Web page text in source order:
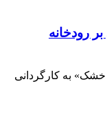
رودخانه
به کارگردانی